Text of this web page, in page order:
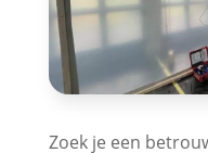
Zoek je een